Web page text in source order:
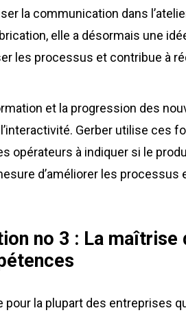
la communication dans
elle a désormais une
les processus et contribue à
et la progression des
Gerber utilise ces
opérateurs à indiquer si le
d’améliorer les processus
no 3 : La
pour la plupart des entreprises